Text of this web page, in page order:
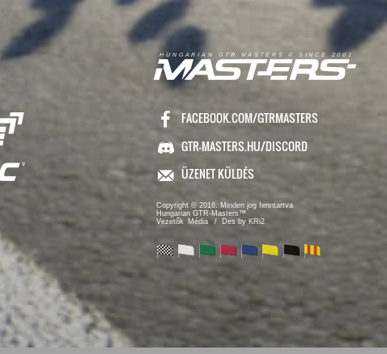
H U N G A R I A N G T R M A S T E R S © S I N C E 2 0 0 1
FACEBOOK.COM/GTRMASTERS
GTR-MASTERS.HU/DISCORD
ÜZENET KÜLDÉS
Copyright © 2016. Minden jog fenntartva
Hungarian GTR-Masters™
Vezetők
Média / Des by KRi2